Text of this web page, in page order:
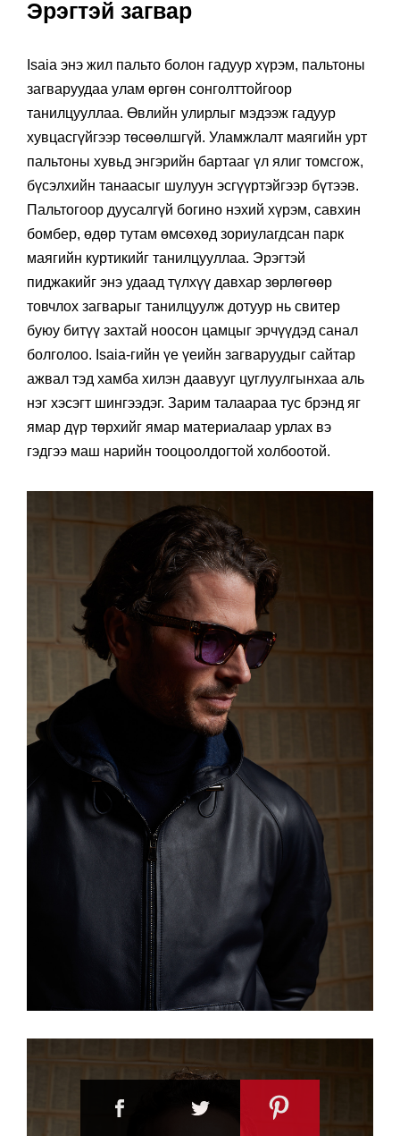
Isaia энэ жил пальто болон гадуур хүрэм, пальтоны
загваруудаа улам өргөн сонголттойгоор
танилцууллаа. Өвлийн улирлыг мэдээж гадуур
хувцасгүйгээр төсөөлшгүй. Уламжлалт маягийн урт
пальтоны хувьд энгэрийн бартааг үл ялиг томсгож,
бүсэлхийн танаасыг шулуун эсгүүртэйгээр бүтээв.
Пальтогоор дуусалгүй богино нэхий хүрэм, савхин
бомбер, өдөр тутам өмсөхөд зориулагдсан парк
маягийн куртикийг танилцууллаа. Эрэгтэй
пиджакийг энэ удаад түлхүү давхар зөрлөгөөр
товчлох загварыг танилцуулж дотуур нь свитер
буюу битүү захтай ноосон цамцыг эрчүүдэд санал
болголоо. Isaia-гийн үе үеийн загваруудыг сайтар
ажвал тэд хамба хилэн даавууг цуглуулгынхаа аль
нэг хэсэгт шингээдэг. Зарим талаараа тус брэнд яг
ямар дүр төрхийг ямар материалаар урлах вэ